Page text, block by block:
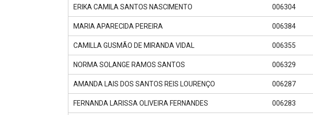
ERIKA CAMILA SANTOS NASCIMENTO 006304
MARIA APARECIDA PEREIRA 006384
CAMILLA GUSMÃO DE MIRANDA VIDAL 006355
NORMA SOLANGE RAMOS SANTOS 006329
AMANDA LAIS DOS SANTOS REIS LOURENÇO 006287
FERNANDA LARISSA OLIVEIRA FERNANDES 006283